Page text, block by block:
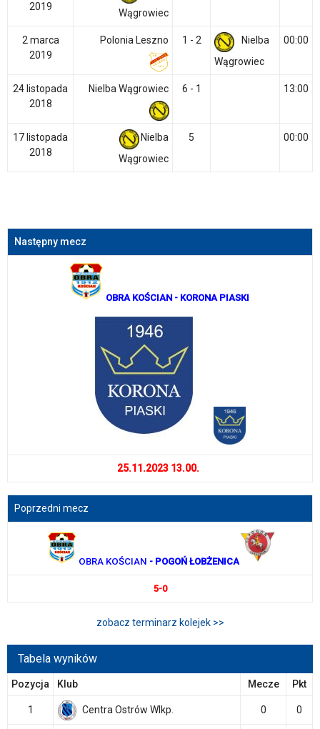
2019
Wągrowiec
2 marca
2019
Polonia Leszno 1 - 2
Nielba
Wągrowiec
00:00
24 listopada
2018
Nielba Wągrowiec 6 - 1 13:00
17 listopada
2018
Nielba
Wągrowiec
5 00:00
Następny mecz
OBRA KOŚCIAN - KORONA PIASKI
25.11.2023 13.00.
Poprzedni mecz
OBRA KOŚCIAN - POGOŃ ŁOBŻENICA
5-0
zobacz terminarz kolejek >>
Tabela wyników
Pozycja Klub Mecze Pkt
1 Centra Ostrów Wlkp. 0 0